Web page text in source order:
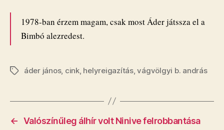
1978-ban érzem magam, csak most Áder játssza el a
Bimbó alezredest.
Címkékáder jános, cink, helyreigazítás,vágvölgyi b. andrás
← Valószínűleg álhír volt Ninive felrobbantása